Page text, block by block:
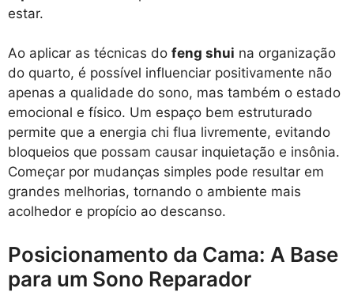
estar.
Ao aplicar as técnicas do feng shui na organização
do quarto, é possível influenciar positivamente não
apenas a qualidade do sono, mas também o estado
emocional e físico. Um espaço bem estruturado
permite que a energia chi flua livremente, evitando
bloqueios que possam causar inquietação e insônia.
Começar por mudanças simples pode resultar em
grandes melhorias, tornando o ambiente mais
acolhedor e propício ao descanso.
Posicionamento da Cama: A Base
para um Sono Reparador